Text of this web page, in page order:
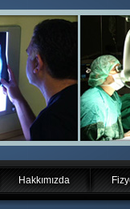
Hakkımızda